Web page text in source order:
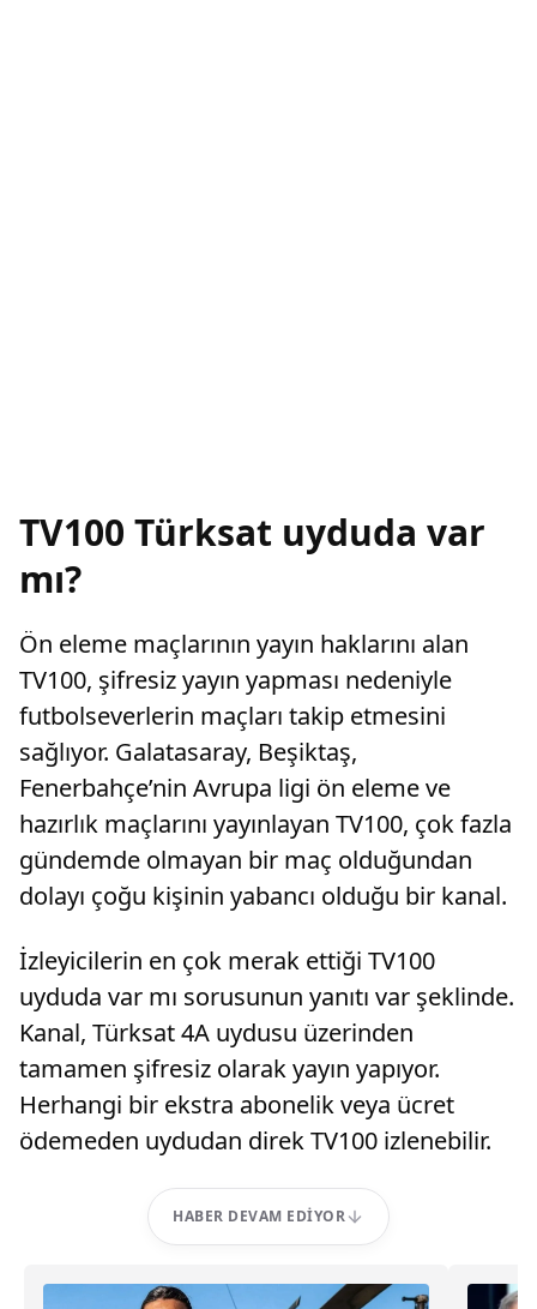
TV100 Türksat uyduda var
mı?
Ön eleme maçlarının yayın haklarını alan
TV100, şifresiz yayın yapması nedeniyle
futbolseverlerin maçları takip etmesini
sağlıyor. Galatasaray, Beşiktaş,
Fenerbahçe’nin Avrupa ligi ön eleme ve
hazırlık maçlarını yayınlayan TV100, çok fazla
gündemde olmayan bir maç olduğundan
dolayı çoğu kişinin yabancı olduğu bir kanal.
İzleyicilerin en çok merak ettiği TV100
uyduda var mı sorusunun yanıtı var şeklinde.
Kanal, Türksat 4A uydusu üzerinden
tamamen şifresiz olarak yayın yapıyor.
Herhangi bir ekstra abonelik veya ücret
ödemeden uydudan direk TV100 izlenebilir.
HABER DEVAM EDIYOR